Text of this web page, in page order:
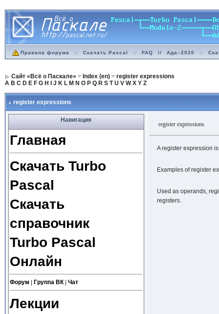
Правила форума :: Скачать Pascal :: FAQ // Ада–2020 ::
Сайт «Всё о Паскале» > Index (en)> register expressions
A B C D E F G H J K L M N O P Q R S T U V W X Y Z
register expressions
Навигация
Главная
Скачать Turbo
Pascal
Скачать
справочник
Turbo Pascal
Онлайн
Форум Группа ВК| Чат
Лекции
register expressions
A register expression
Examples of register
Used as operands,
registers.